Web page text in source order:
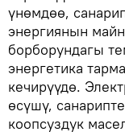
үнөмдөө,
энергиянын
борборундагы
энергетика
кечирүүдө.
өсүшү,
коопсуздук